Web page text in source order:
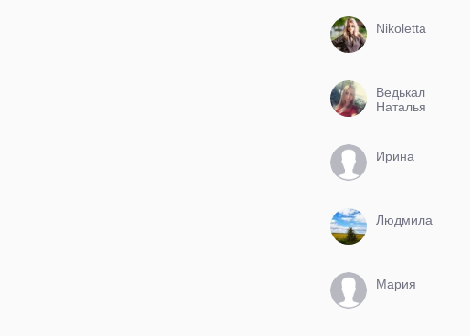
Nikoletta
Ведькал
Наталья
Ирина
Людмила
Мария